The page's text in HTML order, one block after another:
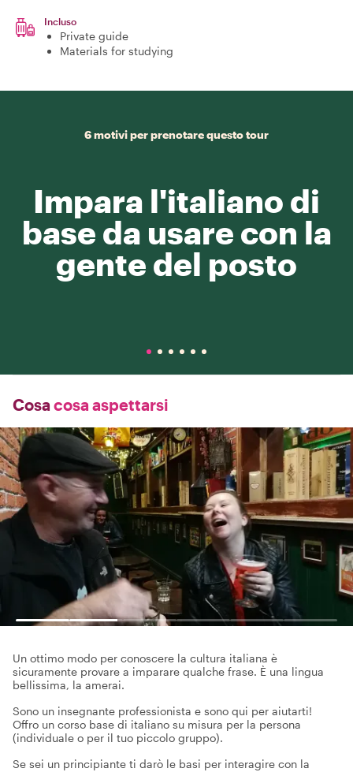
Incluso
Private guide
Materials for studying
6 motivi per prenotare questo tour
Impara l'italiano di
base da usare con la
gente del posto
Cosa cosa aspettarsi
Un ottimo modo per conoscere la cultura italiana è
sicuramente provare a imparare qualche frase. È una lingua
bellissima, la amerai.
Sono un insegnante professionista e sono qui per aiutarti!
Offro un corso base di italiano su misura per la persona
(individuale o per il tuo piccolo gruppo).
Se sei un principiante ti darò le basi per interagire con la